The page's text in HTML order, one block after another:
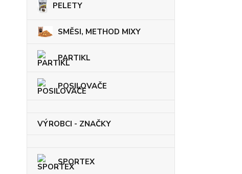
PELETY
SMĚSI, METHOD MIXY
PARTIKL
POSILOVAČE
VÝROBCI - ZNAČKY
SPORTEX